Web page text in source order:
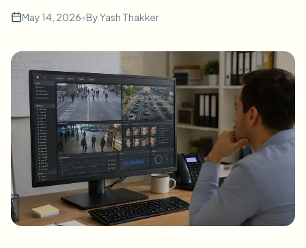
تبديل الوجه - فيديو
ذكاء الفيديو
طمس فيديوهات بالجملة
عالج عدة فيديوهات دفعة واحدة
طمس الوجه بالجملة
مناطق المؤسسات والسياسات والمراجعة
API & SDK
أتمتة التحميلات والمهام وخطافات الويب
نموذج الاتصال
ذكاء الفيديو
May 14, 2026•ByYash Thakker